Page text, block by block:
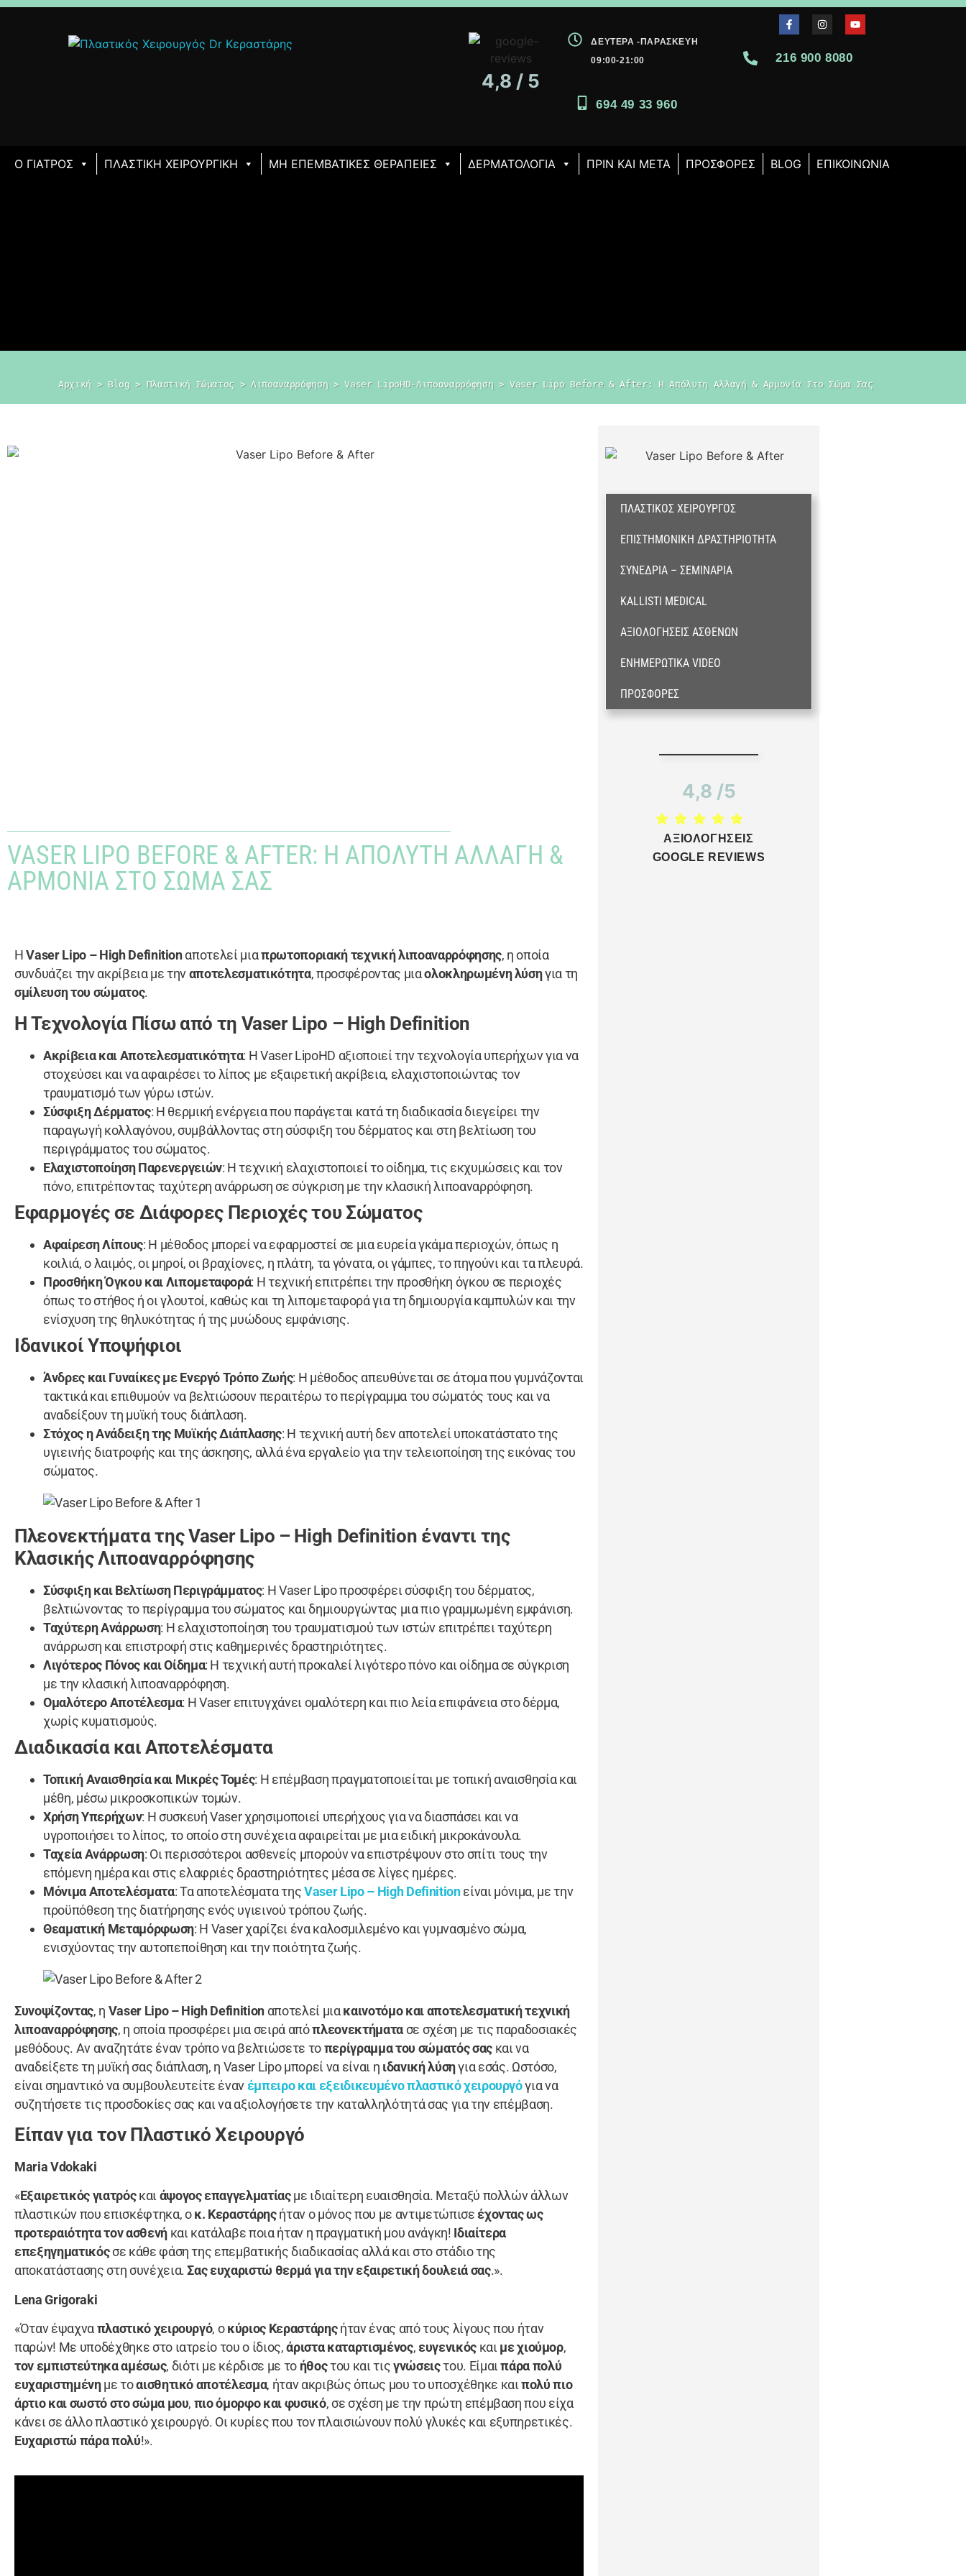
4,8 / 5
ΔΕΥΤΈΡΑ -ΠΑΡΑΣΚΕΥΉ
09:00-21:00
694 49 33 960
216 900 8080
Ο ΓΙΑΤΡΌΣ ΠΛΑΣΤΙΚΉ ΧΕΙΡΟΥΡΓΙΚΉ ΜΗ ΕΠΕΜΒΑΤΙΚΈΣ ΘΕΡΑΠΕΊΕΣ ΔΕΡΜΑΤΟΛΟΓΙΑ ΠΡΙΝ ΚΑΙ ΜΕΤΆ ΠΡΟΣΦΟΡΈΣ BLOG ΕΠΙΚΟΙΝΩΝΊΑ
Dr. Δημήτρης
Αρχική > Blog > Πλαστική Σώματος > Λιποαναρρόφηση > Vaser LipoHD-Λιποαναρρόφηση > Vaser Lipo Before & After: Η Απόλυτη Αλλαγή & Αρμονία Στο Σώμα Σας
VASER LIPO BEFORE & AFTER: Η ΑΠΌΛΥΤΗ ΑΛΛΑΓΉ &
ΑΡΜΟΝΊΑ ΣΤΟ ΣΏΜΑ ΣΑΣ
ΗVaser Lipo – High Definitionαποτελεί μιαπρωτοποριακή τεχνική λιποαναρρόφησης, η οποία
συνδυάζει την ακρίβεια με τηναποτελεσματικότητα, προσφέροντας μιαολοκληρωμένη λύσηγια τη
σμίλευση του σώματος.
Η Τεχνολογία Πίσω από τη Vaser Lipo – High Definition
Ακρίβεια και Αποτελεσματικότητα: Η Vaser LipoHD αξιοποιεί την τεχνολογία υπερήχων για να
στοχεύσει και να αφαιρέσει το λίπος με εξαιρετική ακρίβεια, ελαχιστοποιώντας τον
τραυματισμό των γύρω ιστών.
Σύσφιξη Δέρματος: Η θερμική ενέργεια που παράγεται κατά τη διαδικασία διεγείρει την
παραγωγή κολλαγόνου, συμβάλλοντας στη σύσφιξη του δέρματος και στη βελτίωση του
περιγράμματος του σώματος.
Ελαχιστοποίηση Παρενεργειών: Η τεχνική ελαχιστοποιεί το οίδημα, τις εκχυμώσεις και τον
πόνο, επιτρέποντας ταχύτερη ανάρρωση σε σύγκριση με την κλασική λιποαναρρόφηση.
Εφαρμογές σε Διάφορες Περιοχές του Σώματος
Αφαίρεση Λίπους: Η μέθοδος μπορεί να εφαρμοστεί σε μια ευρεία γκάμα περιοχών, όπως η
κοιλιά, ο λαιμός, οι μηροί, οι βραχίονες, η πλάτη, τα γόνατα, οι γάμπες, το πηγούνι και τα πλευρά.
Προσθήκη Όγκου και Λιπομεταφορά: Η τεχνική επιτρέπει την προσθήκη όγκου σε περιοχές
όπως το στήθος ή οι γλουτοί, καθώς και τη λιπομεταφορά για τη δημιουργία καμπυλών και την
ενίσχυση της θηλυκότητας ή της μυώδους εμφάνισης.
Ιδανικοί Υποψήφιοι
Άνδρες και Γυναίκες με Ενεργό Τρόπο Ζωής: Η μέθοδος απευθύνεται σε άτομα που γυμνάζονται
τακτικά και επιθυμούν να βελτιώσουν περαιτέρω το περίγραμμα του σώματός τους και να
αναδείξουν τη μυϊκή τους διάπλαση.
Στόχος η Ανάδειξη της Μυϊκής Διάπλασης: Η τεχνική αυτή δεν αποτελεί υποκατάστατο της
υγιεινής διατροφής και της άσκησης, αλλά ένα εργαλείο για την τελειοποίηση της εικόνας του
σώματος.
Πλεονεκτήματα της Vaser Lipo – High Definition έναντι της
Κλασικής Λιποαναρρόφησης
Σύσφιξη και Βελτίωση Περιγράμματος: Η Vaser Lipo προσφέρει σύσφιξη του δέρματος,
βελτιώνοντας το περίγραμμα του σώματος και δημιουργώντας μια πιο γραμμωμένη εμφάνιση.
Ταχύτερη Ανάρρωση: Η ελαχιστοποίηση του τραυματισμού των ιστών επιτρέπει ταχύτερη
ανάρρωση και επιστροφή στις καθημερινές δραστηριότητες.
Λιγότερος Πόνος και Οίδημα: Η τεχνική αυτή προκαλεί λιγότερο πόνο και οίδημα σε σύγκριση
με την κλασική λιποαναρρόφηση.
Ομαλότερο Αποτέλεσμα: Η Vaser επιτυγχάνει ομαλότερη και πιο λεία επιφάνεια στο δέρμα,
χωρίς κυματισμούς.
Διαδικασία και Αποτελέσματα
Τοπική Αναισθησία και Μικρές Τομές: Η επέμβαση πραγματοποιείται με τοπική αναισθησία και
μέθη, μέσω μικροσκοπικών τομών.
Χρήση Υπερήχων: Η συσκευή Vaser χρησιμοποιεί υπερήχους για να διασπάσει και να
υγροποιήσει το λίπος, το οποίο στη συνέχεια αφαιρείται με μια ειδική μικροκάνουλα.
Ταχεία Ανάρρωση: Οι περισσότεροι ασθενείς μπορούν να επιστρέψουν στο σπίτι τους την
επόμενη ημέρα και στις ελαφριές δραστηριότητες μέσα σε λίγες ημέρες.
Μόνιμα Αποτελέσματα: Τα αποτελέσματα τηςVaser Lipo – High Definitionείναι μόνιμα, με την
προϋπόθεση της διατήρησης ενός υγιεινού τρόπου ζωής.
Θεαματική Μεταμόρφωση: Η Vaser χαρίζει ένα καλοσμιλεμένο και γυμνασμένο σώμα,
ενισχύοντας την αυτοπεποίθηση και την ποιότητα ζωής.
Συνοψίζοντας, η Vaser Lipo – High Definition αποτελεί μιακαινοτόμο και αποτελεσματική τεχνική
λιποαναρρόφησης, η οποία προσφέρει μια σειρά απόπλεονεκτήματασε σχέση με τις παραδοσιακές
μεθόδους. Αν αναζητάτε έναν τρόπο να βελτιώσετε τοπερίγραμμα του σώματός σαςκαι να
αναδείξετε τη μυϊκή σας διάπλαση, η Vaser Lipo μπορεί να είναι η ιδανική λύσηγια εσάς. Ωστόσο,
είναι σημαντικό να συμβουλευτείτε ένανέμπειρο καιεξειδικευμένο πλαστικό χειρουργόγια να
συζητήσετε τις προσδοκίες σας και να αξιολογήσετε την καταλληλότητά σας για την επέμβαση.
Είπαν για τον Πλαστικό Χειρουργό
Maria Vdokaki
«Εξαιρετικός γιατρόςκαιάψογος επαγγελματίαςμε ιδιαίτερη ευαισθησία. Μεταξύ πολλών άλλων
πλαστικών που επισκέφτηκα, οκ. Κεραστάρηςήταν ο μόνος που με αντιμετώπισε έχοντας ως
προτεραιότητα τον ασθενήκαι κατάλαβε ποια ήταν η πραγματική μου ανάγκη! Ιδιαίτερα
επεξηγηματικόςσε κάθε φάση της επεμβατικής διαδικασίας αλλά και στο στάδιο της
αποκατάστασης στη συνέχεια.Σας ευχαριστώ θερμά για την εξαιρετική δουλειά σας.».
Lena Grigoraki
«Όταν έψαχναπλαστικό χειρουργό, οκύριος Κεραστάρηςήταν ένας από τους λίγους που ήταν
παρών! Με υποδέχθηκε στο ιατρείο του ο ίδιος,άριστα καταρτισμένος, ευγενικόςκαι με χιούμορ,
τον εμπιστεύτηκα αμέσως, διότι με κέρδισε με το ήθοςτου και τιςγνώσειςτου. Είμαιπάρα πολύ
ευχαριστημένημε τοαισθητικό αποτέλεσμα, ήταν ακριβώς όπως μου το υποσχέθηκε καιπολύ πιο
άρτιο και σωστό στο σώμα μου, πιο όμορφο και φυσικό, σε σχέση με την πρώτη επέμβαση που είχα
κάνει σε άλλο πλαστικό χειρουργό. Οι κυρίες που τον πλαισιώνουν πολύ γλυκές και εξυπηρετικές.
Ευχαριστώ πάρα πολύ!».
ΠΛΑΣΤΙΚΌΣ ΧΕΙΡΟΥΡΓΌΣ
ΕΠΙΣΤΗΜΟΝΙΚΉ ΔΡΑΣΤΗΡΙΌΤΗΤΑ
ΣΥΝΈΔΡΙΑ – ΣΕΜΙΝΆΡΙΑ
KALLISTI MEDICAL
ΑΞΙΟΛΟΓΉΣΕΙΣ ΑΣΘΕΝΏΝ
ΕΝΗΜΕΡΩΤΙΚΆ VIDEO
ΠΡΟΣΦΟΡΈΣ
4,8 /5
ΑΞΙΟΛΟΓΗΣΕΙΣ
GOOGLE REVIEWS